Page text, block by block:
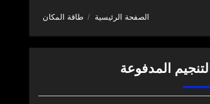
الصفحة الرئيسية طاقة المكان
المدفوعة